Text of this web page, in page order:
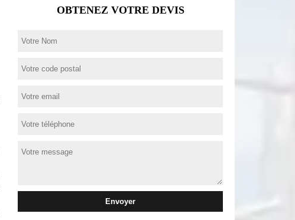
OBTENEZ VOTRE DEVIS